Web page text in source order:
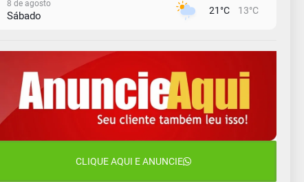
8 de agosto
Sábado 21°C 13°C
Domingo 16°C 13°C
10 de agosto
Segunda-Feira
11 de agosto
15°C 10°C
CLIQUE AQUI E ANUNCIE